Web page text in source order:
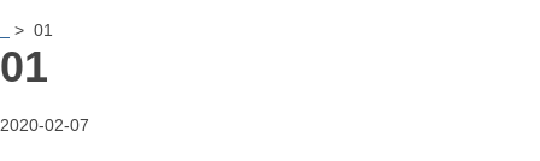
> 01
01
2020-02-07